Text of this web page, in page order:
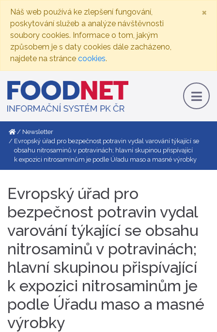
Náš web používá ke zlepšení fungování,
poskytování služeb a analýze návštěvnosti
soubory cookies. Informace o tom, jakým
způsobem je s daty cookies dále zacházeno,
najdete na stránce cookies.
×
Newsletter
Evropský úřad pro bezpečnost potravin vydal varování týkající se
obsahu nitrosaminů v potravinách; hlavní skupinou přispívající
k expozici nitrosaminům je podle Úřadu maso a masné výrobky
Evropský úřad pro
bezpečnost potravin vydal
varování týkající se obsahu
nitrosaminů v potravinách;
hlavní skupinou přispívající
k expozici nitrosaminům je
podle Úřadu maso a masné
výrobky